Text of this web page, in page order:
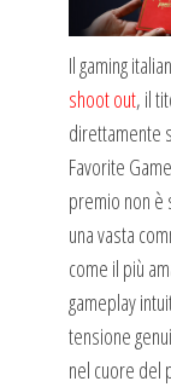
Il gaming
shoot out, il
direttamente
Favorite
premio non è
una vasta
come il più
gameplay
tensione
nel cuore del